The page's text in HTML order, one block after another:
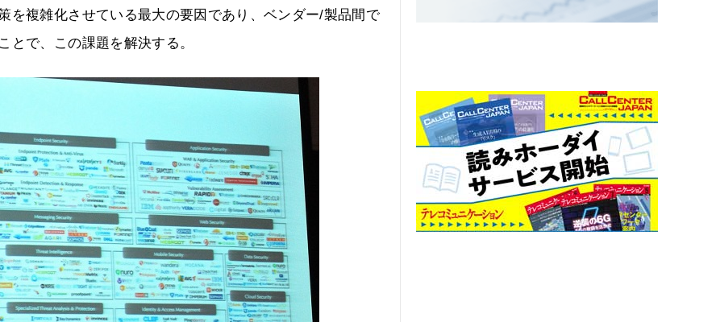
を複雑化させている最大の要因であり、ベンダー/製品間で
とで、この課題を解決する。